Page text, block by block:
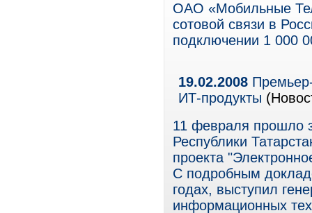
ОАО «Мобильные
сотовой связи в
подключении 1 000
19.02.2008
ИТ-продукты
11 февраля прошло
Республики
проекта
С подробным
годах, выступил
информационных